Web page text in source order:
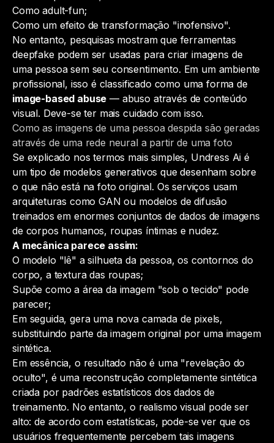
Como adult-fun;
Como um efeito de transformação "inofensivo".
No entanto, pesquisas mostram que ferramentas
deepfake podem ser usadas para criar imagens de
uma pessoa sem seu consentimento. Em um ambiente
profissional, isso é classificado como uma forma de
image-based abuse — abuso através de conteúdo
visual. Deve-se ter mais cuidado com isso.
Como as imagens de uma pessoa despida são geradas
através de uma rede neural a partir de uma foto
Se explicado nos termos mais simples, Undress Ai é
um tipo de modelos generativos que desenham sobre
o que não está na foto original. Os serviços usam
arquiteturas como GAN ou modelos de difusão
treinados em enormes conjuntos de dados de imagens
de corpos humanos, roupas íntimas e nudez.
A mecânica parece assim:
O modelo "lê" a silhueta da pessoa, os contornos do
corpo, a textura das roupas;
Supõe como a área da imagem "sob o tecido" pode
parecer;
Em seguida, gera uma nova camada de pixels,
substituindo parte da imagem original por uma imagem
sintética.
Em essência, o resultado não é uma "revelação do
oculto", é uma reconstrução completamente sintética
criada por padrões estatísticos dos dados de
treinamento. No entanto, o realismo visual pode ser
alto: de acordo com estatísticas, pode-se ver que os
usuários frequentemente percebem tais imagens